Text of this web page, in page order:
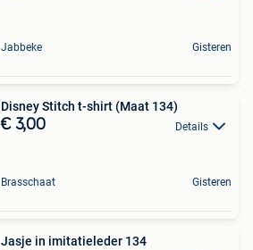
Jabbeke Gisteren
Disney Stitch t-shirt (Maat 134)
€ 3,00 Details
Brasschaat Gisteren
Jasje in imitatieleder 134